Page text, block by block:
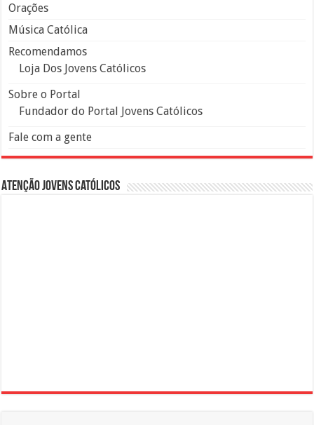
Orações
Música Católica
Recomendamos
Loja Dos Jovens Católicos
Sobre o Portal
Fundador do Portal Jovens Católicos
Fale com a gente
Atenção Jovens Católicos